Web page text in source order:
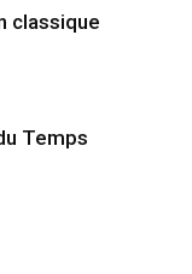
classique
Temps